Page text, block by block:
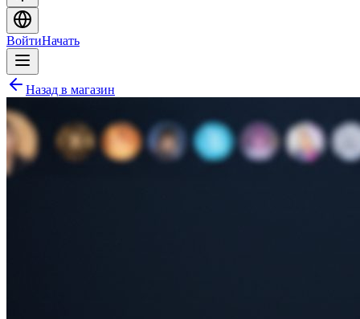
ВойтиНачать
Назад в магазин